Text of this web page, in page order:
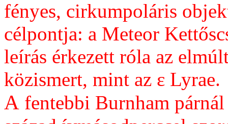
fényes, cirkumpoláris
célpontja: a Meteor
leírás érkezett róla az
közismert, mint az ε Lyrae.
A fentebbi Burnham